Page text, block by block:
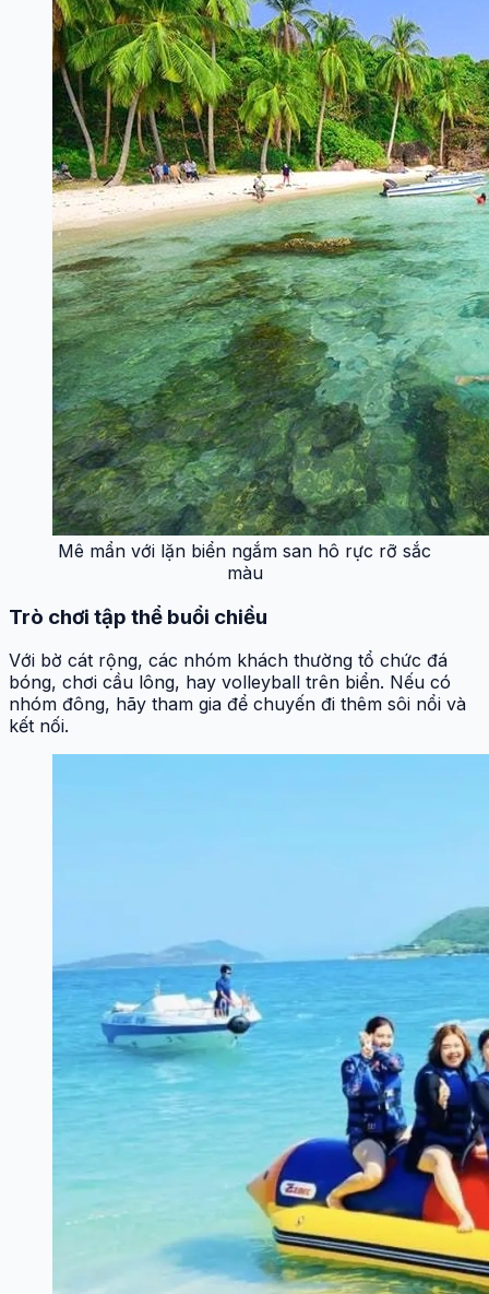
Mê mẩn với lặn biển ngắm san hô rực rỡ sắc
màu
Trò chơi tập thể buổi chiều
Với bờ cát rộng, các nhóm khách thường tổ chức đá
bóng, chơi cầu lông, hay volleyball trên biển. Nếu có
nhóm đông, hãy tham gia để chuyến đi thêm sôi nổi và
kết nối.